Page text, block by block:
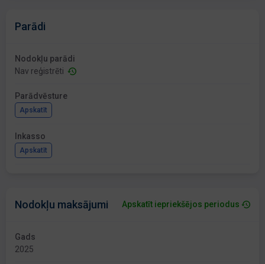
Parādi
Nodokļu parādi
Nav reģistrēti
Parādvēsture
Apskatīt
Inkasso
Apskatīt
Nodokļu maksājumi Apskatīt iepriekšējos periodus
Gads
2025